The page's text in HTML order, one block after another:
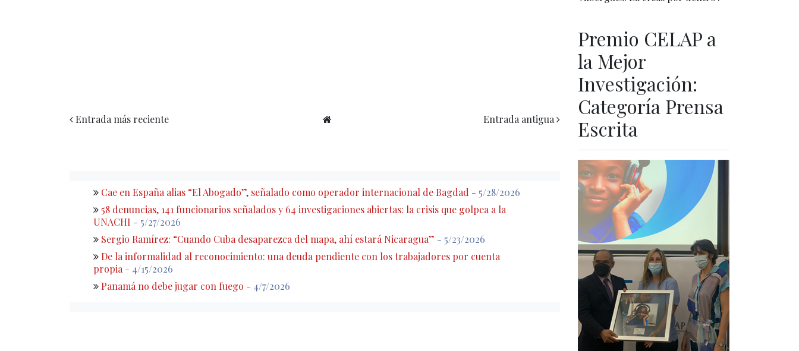
Entrada más reciente Entrada antigua
Cae en España alias “El Abogado”, señalado como operador internacional de Bagdad - 5/28/2026
58 denuncias, 141 funcionarios señalados y 64 investigaciones abiertas: la crisis que golpea a la
UNACHI - 5/27/2026
Sergio Ramírez: “Cuando Cuba desaparezca del mapa, ahí estará Nicaragua” - 5/23/2026
De la informalidad al reconocimiento: una deuda pendiente con los trabajadores por cuenta
propia - 4/15/2026
Panamá no debe jugar con fuego - 4/7/2026
Premio CELAP a
la Mejor
Investigación:
Categoría Prensa
Escrita